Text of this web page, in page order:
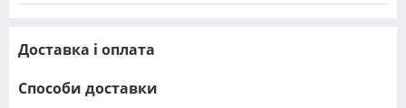
Доставка і оплата
Способи доставки